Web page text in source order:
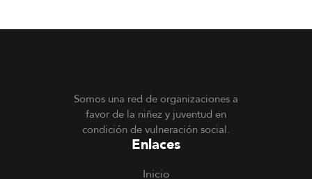
Somos una red de organizaciones a
favor de la niñez y juventud en
condición de vulneración social.
Enlaces
Inicio